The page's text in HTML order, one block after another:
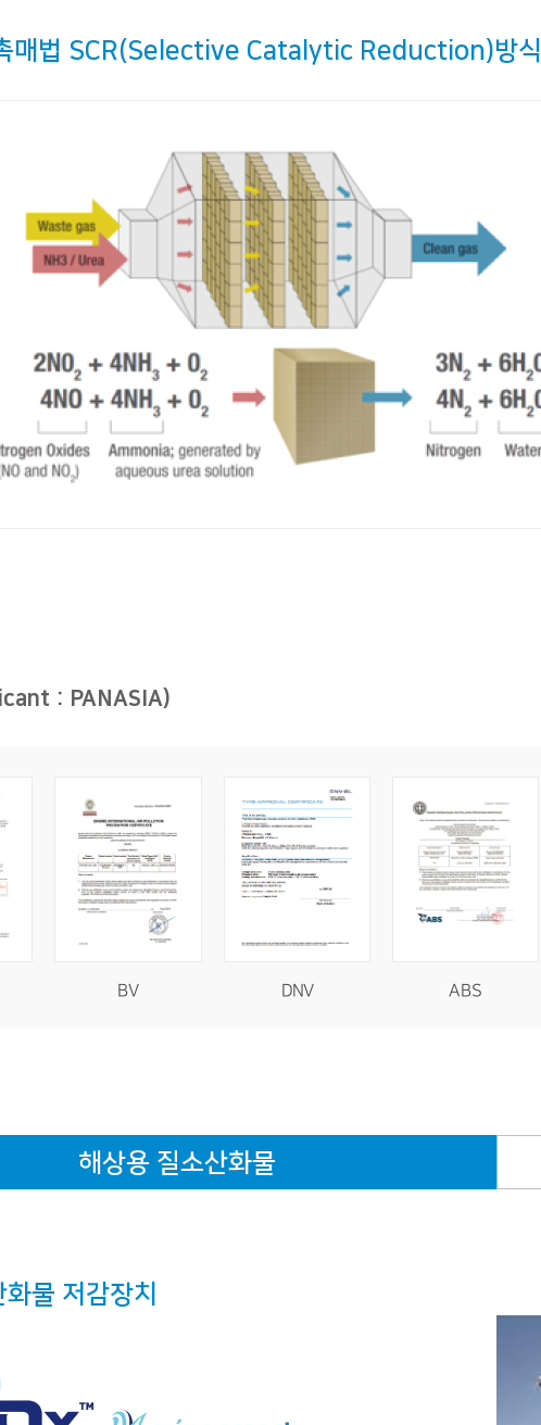
매법 SCR(Selective Catalytic Reduction)방식
: PANASIA)
BV DNV ABS
해상용 질소산화물
물 저감장치